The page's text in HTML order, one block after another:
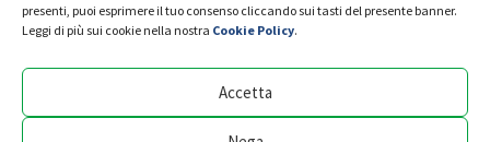
presenti, puoi esprimere il tuo consenso cliccando sui tasti del presente banner.
Leggi di più sui cookie nella nostra Cookie Policy.
Accetta
Collabora con noi
Abusi e violazione di copyright
Privacy Policy